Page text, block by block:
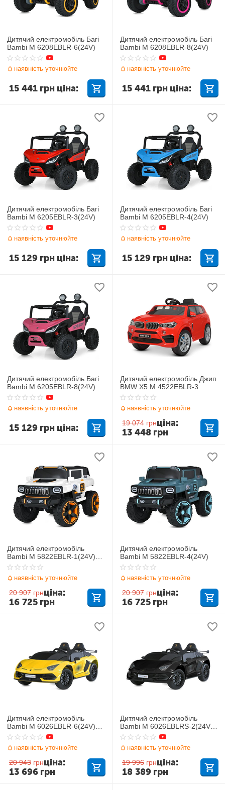
Дитячий електромобіль Багі
Bambi M 6208EBLR-6(24V)
наявність уточнюйте
15 441 грн ціна:
Дитячий електромобіль Багі
Bambi M 6208EBLR-8(24V)
наявність уточнюйте
15 441 грн ціна:
Дитячий електромобіль Багі
Bambi M 6205EBLR-3(24V)
наявність уточнюйте
15 129 грн ціна:
Дитячий електромобіль Багі
Bambi M 6205EBLR-4(24V)
наявність уточнюйте
15 129 грн ціна:
Дитячий електромобіль Багі
Bambi M 6205EBLR-8(24V)
наявність уточнюйте
15 129 грн ціна:
Дитячий електромобіль Джип
BMW X5 M 4522EBLR-3
наявність уточнюйте
19 074 грн
13 448 грн
ціна:
Дитячий електромобіль
Bambi M 5822EBLR-1(24V)
Джип
наявність уточнюйте
20 907 грн
16 725 грн
ціна:
Дитячий електромобіль
Bambi M 5822EBLR-4(24V)
наявність уточнюйте
20 907 грн
16 725 грн
ціна:
Дитячий електромобіль
Bambi M 6026EBLR-6(24V)
Lamborghini
наявність уточнюйте
20 943 грн
13 696 грн
ціна:
Дитячий електромобіль
Bambi M 6026EBLRS-2(24V)
Lamborghini
наявність уточнюйте
19 996 грн
18 389 грн
ціна: